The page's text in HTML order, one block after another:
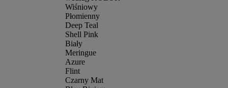
Wiśniowy
Płomienny
Deep Teal
Shell Pink
Biały
Meringue
Azure
Flint
Czarny Mat